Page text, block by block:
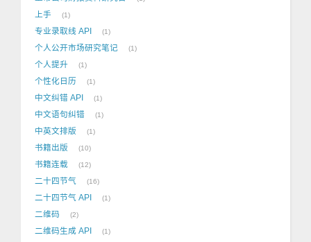
上手 1
专业录取线 API 1
个人公开市场研究笔记 1
个人提升 1
个性化日历 1
中文纠错 API 1
中文语句纠错 1
中英文排版 1
书籍出版 10
书籍连载 12
二十四节气 16
二十四节气 API 1
二维码 2
二维码生成 API 1